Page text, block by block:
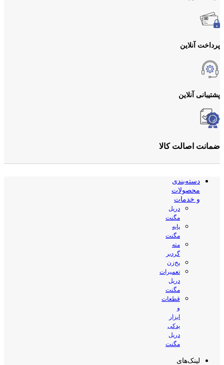
پرداخت آنلاین
پشتیبانی آنلاین
ضمانت اصالت کالا
دسته‌بندی
محصولات
و خدمات
دریل
مگنت
پایه
مگنت
مته
گردبر
پخ‌زن
تعمیرات
دریل
مگنت
قطعات
و
ابزار
یدکی
دریل
مگنت
لینک‌های